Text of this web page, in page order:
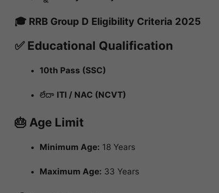
🎓 RRB Group D Eligibility Criteria 2025
✅ Educational Qualification
10th Pass (SSC)
లేదా ITI / NAC (NCVT)
🎂 Age Limit
Minimum Age: 18 Years
Maximum Age: 33 Years